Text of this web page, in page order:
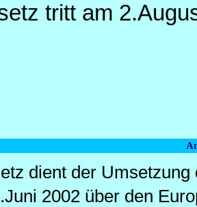
tritt am
dient der
2002 über den